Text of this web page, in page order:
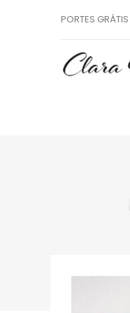
PORTES